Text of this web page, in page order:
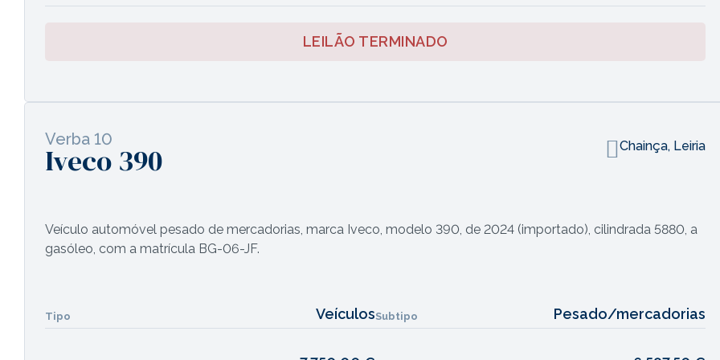
LEILÃO TERMINADO
Verba 10
Iveco 390 Chainça, Leiria
Veículo automóvel pesado de mercadorias, marca Iveco, modelo 390, de 2024 (importado), cilindrada 5880, a
gasóleo, com a matrícula BG-06-JF.
Tipo VeículosSubtipo Pesado/mercadorias